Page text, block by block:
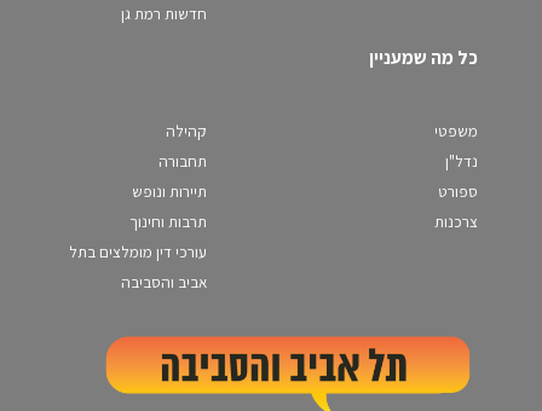
חדשות רמת גן
כל מה שמעניין
משפטי
נדל"ן
ספורט
צרכנות
קהילה
תחבורה
תיירות ונופש
תרבות וחינוך
עורכי דין מומלצים בתל
אביב והסביבה